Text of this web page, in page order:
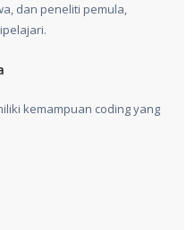
dan peneliti pemula,
kemampuan coding yang